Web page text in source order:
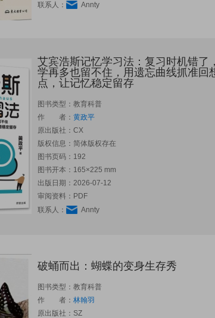
联系人：
Annty
艾宾浩斯记忆学习法：复习时机错了，
学再多也留不住，用遗忘曲线抓准回
点，让记忆稳定留存
图书类型：教育科普
作 者： 黄政平
原出版社： CX
版权信息：简体版权存在
图书页码：192
图书开本：165×225 mm
出版日期：2026-07-12
审阅资料：PDF
联系人：
Annty
破蛹而出：蝴蝶的变身生存秀
图书类型：教育科普
作 者： 林翰羽
原出版社： SZ